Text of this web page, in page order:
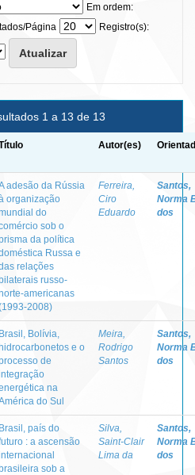
Em ordem:
Página
Registro(s):
1 a 13 de 13
Autor(es)
adesão da Rússia
organização
do
sob o
da política
Russa e
relações
russo-
americanas
2008)
Ferreira,
Ciro
Eduardo
Santos,
Norma
dos
Brasil, Bolívia,
e o
de
na
do Sul
Meira,
Rodrigo
Santos
Santos,
Norma
dos
Brasil, país do
: a ascensão
sob a
Silva,
Saint-Clair
Lima da
Santos,
Norma
dos